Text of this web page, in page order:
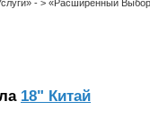
- > «Расширенный
18" Китай